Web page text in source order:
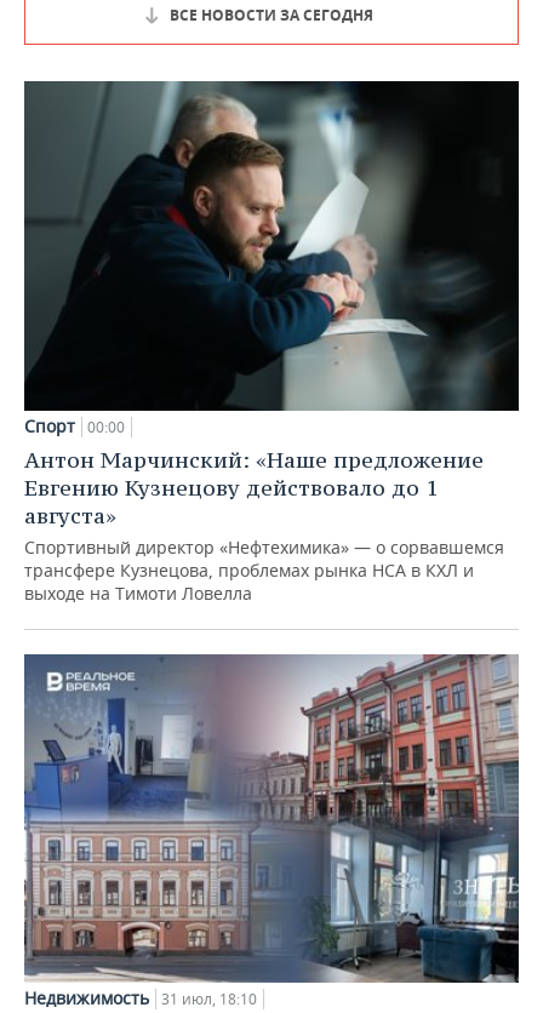
ВСЕ НОВОСТИ ЗА СЕГОДНЯ
Спорт 00:00
Антон Марчинский: «Наше предложение
Евгению Кузнецову действовало до 1
августа»
Спортивный директор «Нефтехимика» — о сорвавшемся
трансфере Кузнецова, проблемах рынка НСА в КХЛ и
выходе на Тимоти Ловелла
Недвижимость 31 июл, 18:10